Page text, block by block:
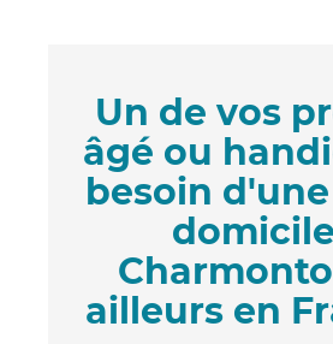
Un de vos
âgé ou
besoin
ailleurs en